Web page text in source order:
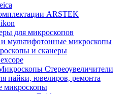
ARSTEK
для микроскопов
мультифотонные микроскопы
и сканеры
Стереоувеличители
пайки, ювелиров, ремонта
микроскопы